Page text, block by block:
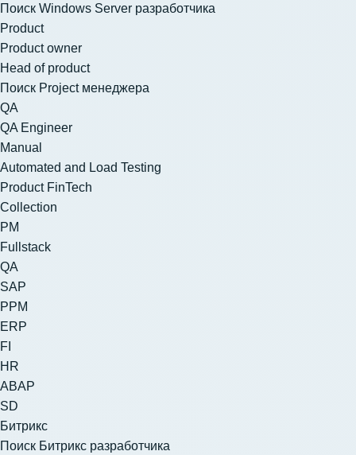
Поиск Windows Server разработчика
Product
Product owner
Head of product
Поиск Project менеджера
QA
QA Engineer
Manual
Automated and Load Testing
Product FinTech
Collection
PM
Fullstack
QA
SAP
PPM
ERP
FI
HR
ABAP
SD
Битрикс
Поиск Битрикс разработчика